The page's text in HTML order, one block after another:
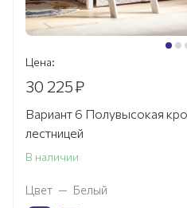
Цена:
30 225₽
Вариант 6 Полувысокая
лестницей
В наличии
Цвет — Белый